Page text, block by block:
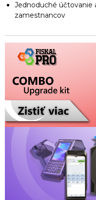
Jednoduché účtovanie
zamestnancov